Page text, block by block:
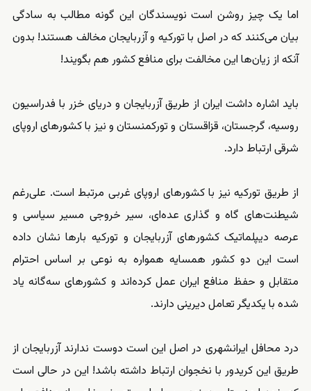
اما یک چیز روشن است نویسندگان این گونه مطالب به سادگی
بیان می‌کنند که در اصل با تورکیه و آزربایجان مخالف هستند! بدون
آنکه از زیان‌ها این مخالفت برای منافع کشور هم بگویند!
باید اشاره داشت ایران از طریق آزربایجان و دریای خزر با فدراسیون
روسیه، گرجستان، قزاقستان و تورکمنستان و نیز با کشورهای اروپای
شرقی ارتباط دارد.
از طریق تورکیه نیز با کشورهای اروپای غربی مرتبط است. علی‌رغم
شیطنت‌های گاه و گذاری عده‌ای، سیر خروجی مسیر سیاسی و
عرصه دیپلماتیک کشور‌های آزربایجان و تورکیه بارها نشان داده
است این دو کشور همسایه همواره به نوعی بر اساس احترام
متقابل و حفظ منافع ایران عمل کرده‌اند و کشورهای سه‌گانه یاد
شده ‌با یکدیگر تعامل دیرینی دارند.
درد محافل ایرانشهری در اصل این است دوست ندارند آزربایجان از
طریق این کریدور با نخجوان ارتباط داشته باشد! این در حالی است